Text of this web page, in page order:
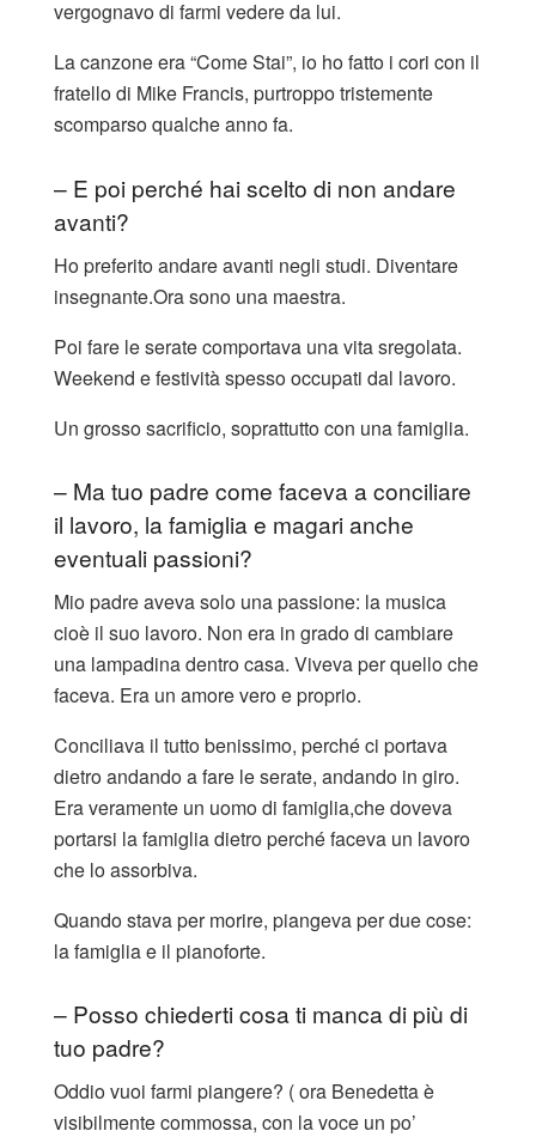
vergognavo di farmi vedere da lui.
La canzone era “Come Stai”, io ho fatto i cori con il
fratello di Mike Francis, purtroppo tristemente
scomparso qualche anno fa.
– E poi perché hai scelto di non andare
avanti?
Ho preferito andare avanti negli studi. Diventare
insegnante.Ora sono una maestra.
Poi fare le serate comportava una vita sregolata.
Weekend e festività spesso occupati dal lavoro.
Un grosso sacrificio, soprattutto con una famiglia.
– Ma tuo padre come faceva a conciliare
il lavoro, la famiglia e magari anche
eventuali passioni?
Mio padre aveva solo una passione: la musica
cioè il suo lavoro. Non era in grado di cambiare
una lampadina dentro casa. Viveva per quello che
faceva. Era un amore vero e proprio.
Conciliava il tutto benissimo, perché ci portava
dietro andando a fare le serate, andando in giro.
Era veramente un uomo di famiglia,che doveva
portarsi la famiglia dietro perché faceva un lavoro
che lo assorbiva.
Quando stava per morire, piangeva per due cose:
la famiglia e il pianoforte.
– Posso chiederti cosa ti manca di più di
tuo padre?
Oddio vuoi farmi piangere? ( ora Benedetta è
visibilmente commossa, con la voce un po’